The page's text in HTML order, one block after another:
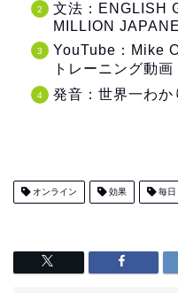
文法：ENGLISH
MILLION
YouTube：Mike
トレーニング動画
発音：世界一わか
オンライン 効果 毎日